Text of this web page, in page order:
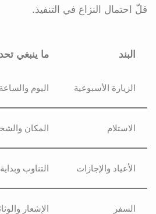
قلّ احتمال النزاع في التنفيذ.
البند ما ينبغي
الزيارة الأسبوعية اليوم
الاستلام المكان
الأعياد والإجازات التناوب
السفر الإشعار